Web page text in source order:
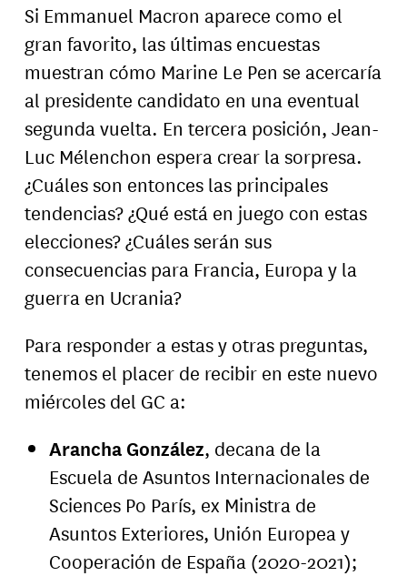
Si Emmanuel Macron aparece como el
gran favorito, las últimas encuestas
muestran cómo Marine Le Pen se acercaría
al presidente candidato en una eventual
segunda vuelta. En tercera posición, Jean-
Luc Mélenchon espera crear la sorpresa.
¿Cuáles son entonces las principales
tendencias? ¿Qué está en juego con estas
elecciones? ¿Cuáles serán sus
consecuencias para Francia, Europa y la
guerra en Ucrania?
Para responder a estas y otras preguntas,
tenemos el placer de recibir en este nuevo
miércoles del GC a:
Arancha González, decana de la
Escuela de Asuntos Internacionales de
Sciences Po París, ex Ministra de
Asuntos Exteriores, Unión Europea y
Cooperación de España (2020-2021);